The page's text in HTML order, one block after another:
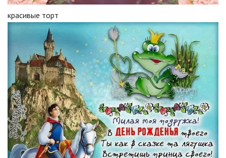
красивые торт